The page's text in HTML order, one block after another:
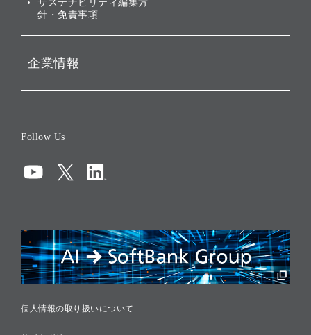
サステナビリティ編集方
針・免責事項
企業情報
コンプライアンス
リスクマネジメント
税務に対する取り組み
採用情報
Follow Us
個人情報の取り扱いについて